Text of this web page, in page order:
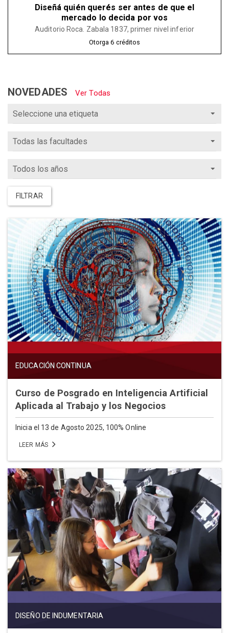
Diseñá quién querés ser antes de que el
mercado lo decida por vos
Auditorio Roca. Zabala 1837, primer nivel inferior
Otorga6 créditos
NOVEDADES Ver Todas
FILTRAR
EDUCACIÓN CONTINUA
Curso de Posgrado en Inteligencia Artificial
Aplicada al Trabajo y los Negocios
Inicia el 13 de Agosto 2025, 100% Online
LEER MÁS
DISEÑO DE INDUMENTARIA